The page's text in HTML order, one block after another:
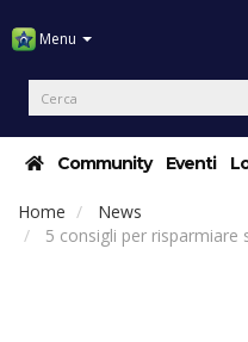
Menu
Community Eventi
Home
News
5 consigli per risparmiare